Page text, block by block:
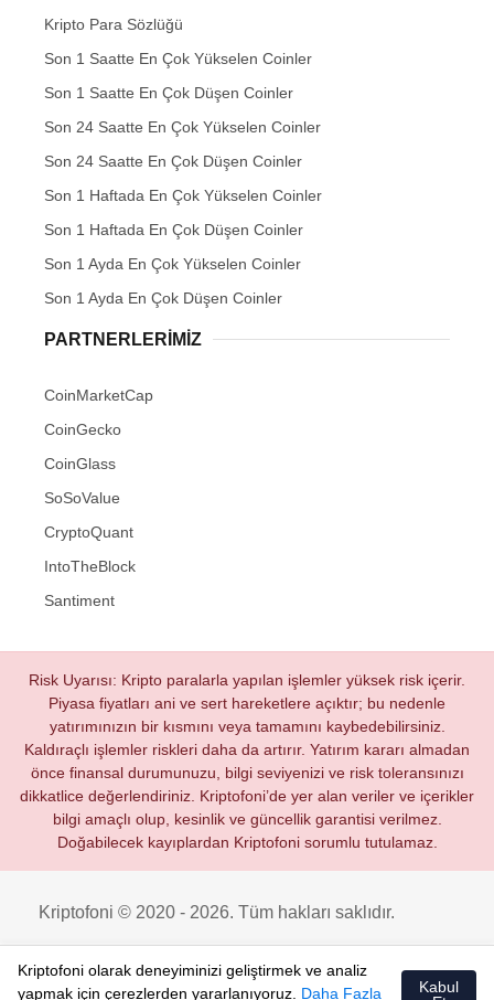
Kripto Para Sözlüğü
Son 1 Saatte En Çok Yükselen Coinler
Son 1 Saatte En Çok Düşen Coinler
Son 24 Saatte En Çok Yükselen Coinler
Son 24 Saatte En Çok Düşen Coinler
Son 1 Haftada En Çok Yükselen Coinler
Son 1 Haftada En Çok Düşen Coinler
Son 1 Ayda En Çok Yükselen Coinler
Son 1 Ayda En Çok Düşen Coinler
PARTNERLERIMIZ
CoinMarketCap
CoinGecko
CoinGlass
SoSoValue
CryptoQuant
IntoTheBlock
Santiment
Risk Uyarısı: Kripto paralarla yapılan işlemler yüksek risk içerir.
Piyasa fiyatları ani ve sert hareketlere açıktır; bu nedenle
yatırımınızın bir kısmını veya tamamını kaybedebilirsiniz.
Kaldıraçlı işlemler riskleri daha da artırır. Yatırım kararı almadan
önce finansal durumunuzu, bilgi seviyenizi ve risk toleransınızı
dikkatlice değerlendiriniz. Kriptofoni’de yer alan veriler ve içerikler
bilgi amaçlı olup, kesinlik ve güncellik garantisi verilmez.
Doğabilecek kayıplardan Kriptofoni sorumlu tutulamaz.
Kriptofoni © 2020 - 2026. Tüm hakları saklıdır.
Kriptofoni olarak deneyiminizi geliştirmek ve analiz
yapmak için çerezlerden yararlanıyoruz. Daha Fazla
Kabul